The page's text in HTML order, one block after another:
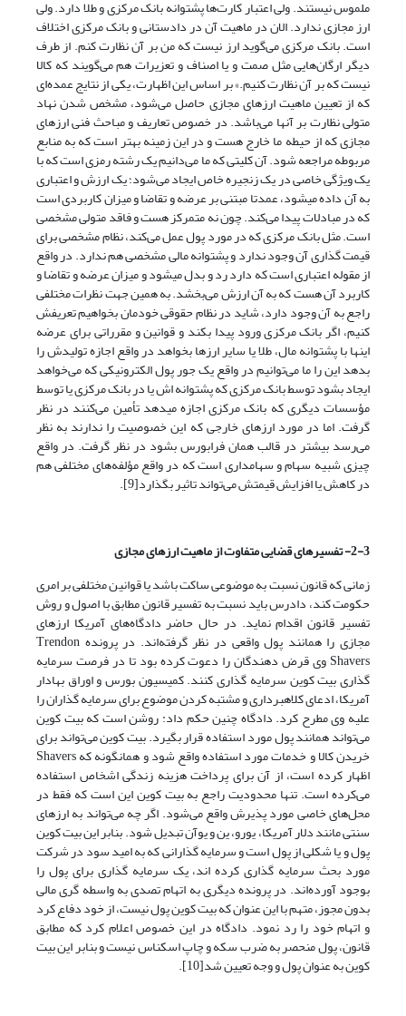
ملموس نیستند. ولی اعتبار کارت‌ها پشتوانه بانک مرکزی و طلا دارد. ولی
ارز مجازی ندارد. الان در ماهیت آن در دادستانی و بانک مرکزی اختلاف
است. بانک مرکزی‌ می‌گوید ارز نیست که من بر آن نظارت کنم. از طرف
دیگر ارگان‌هایی مثل صمت و یا اصناف و تعزیرات هم‌ می‌گویند که کالا
نیست که بر آن نظارت کنیم.» بر اساس این اظهارت، یکی از نتایج عمده‌‌ای
که از تعیین ماهیت ارزهای مجازی حاصل‌ می‌شود، مشخص شدن نهاد
متولی نظارت بر آنها‌ می‌باشد. در خصوص تعاریف و مباحث فنی ارزهای
مجازی که از حیطه ما خارج هست و در این زمینه بهتر است که به منابع
مربوطه مراجعه شود. آن کلیتی که ما‌ می‌دانیم یک رشته رمزی است که با
یک ویژگی خاصی در یک زنجیره خاص ایجاد‌ می‌شود؛ یک ارزش و اعتباری
به آن داده میشود، عمدتا مبتنی بر عرضه و تقاضا و میزان کاربردی است
که در مبادلات پیدا‌ می‌کند. چون نه متمرکز هست و فاقد متولی مشخصی
است. مثل بانک مرکزی که در مورد پول عمل‌ می‌کند، نظام مشخصی برای
قیمت گذاری آن وجود ندارد و پشتوانه مالی مشخصی هم ندارد. در واقع
از مقوله اعتباری است که دارد رد و بدل میشود و میزان عرضه و تقاضا و
کاربرد آن هست که به آن ارزش‌ می‌بخشد. به همین جهت نظرات مختلفی
راجع به آن وجود دارد، شاید در نظام حقوقی خودمان بخواهیم تعریفش
کنیم، اگر بانک مرکزی ورود پیدا بکند و قوانین و مقرراتی برای عرضه
اینها با پشتوانه مال، طلا یا سایر ارزها بخواهد در واقع اجازه تولیدش را
بدهد این را ما‌ می‌توانیم در واقع یک جور پول الکترونیکی که‌ می‌خواهد
ایجاد بشود توسط بانک مرکزی که پشتوانه اش یا در بانک مرکزی یا توسط
مؤسسات دیگری که بانک مرکزی اجازه میدهد تأمین‌ می‌کنند در نظر
گرفت. اما در مورد ارزهای خارجی که این خصوصیت را ندارند به نظر‌
می‌رسد بیشتر در قالب همان فرابورس بشود در نظر گرفت. در واقع
چیزی شبیه سهام و سهامداری است که در واقع مؤلفه‌های مختلفی هم
در کاهش یا افزایش قیمتش‌ می‌تواند تاثیر بگذارد[9].
2-3- تفسیرهای قضایی متفاوت از ماهیت ارزهای مجازی
زمانی که قانون نسبت به موضوعی ساکت باشد یا قوانین مختلفی بر امری
حکومت کند، دادرس باید نسبت به تفسیر قانون مطابق با اصول و روش
تفسیر قانون اقدام نماید. در حال حاضر دادگاه‌های آمریکا ارزهای
مجازی را همانند پول واقعی در نظر گرفته‌‌‌‌‌اند. در پرونده Trendon
Shavers وی قرض دهندگان را دعوت کرده بود تا در فرصت سرمایه
گذاری بیت کوین سرمایه گذاری کنند. کمیسیون بورس و اوراق بهادار
آمریکا، ادعای کلاهبرداری و مشتبه کردن موضوع برای سرمایه گذاران را
علیه وی مطرح کرد. دادگاه چنین حکم داد: روشن است که بیت کوین‌
می‌تواند همانند پول مورد استفاده قرار بگیرد. بیت کوین‌ می‌تواند برای
خریدن کالا و خدمات مورد استفاده واقع شود و همانگونه که Shavers
اظهار کرده است، از آن برای پرداخت هزینه زندگی اشخاص استفاده‌
می‌کرده است. تنها محدودیت راجع به بیت کوین این است که فقط در
محل‌های خاصی مورد پذیرش واقع‌ می‌شود. اگر چه‌ می‌تواند به ارزهای
سنتی مانند دلار آمریکا، یورو، ین و یوآن تبدیل شود. بنابر این بیت کوین
پول و یا شکلی از پول است و سرمایه گذارانی که به امید سود در شرکت
مورد بحث سرمایه گذاری کرده اند، یک سرمایه گذاری برای پول را
بوجود آورده‌‌‌‌‌اند. در پرونده دیگری به اتهام تصدی به واسطه گری مالی
بدون مجوز، متهم با این عنوان که بیت کوین پول نیست، از خود دفاع کرد
و اتهام خود را رد نمود. دادگاه در این خصوص اعلام کرد که مطابق
قانون، پول منحصر به ضرب سکه و چاپ اسکناس نیست و بنابر این بیت
کوین به عنوان پول و وجه تعیین شد[10].